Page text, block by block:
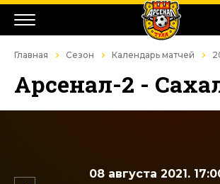
Главная Сезон Календарь матчей
Арсенал-2 -
08 августа 2021.